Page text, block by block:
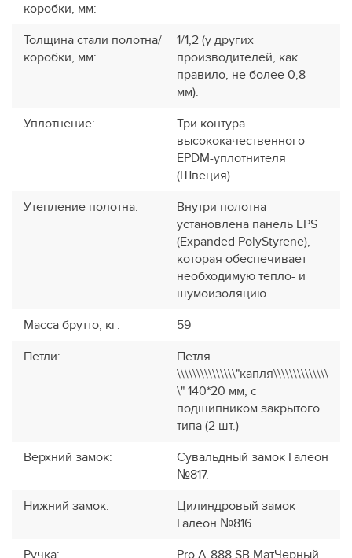
коробки, мм:
Толщина стали полотна/
коробки, мм:
1/1,2 (у других
производителей, как
правило, не более 0,8
мм).
Уплотнение:
Три контура
высококачественного
EPDM-уплотнителя
(Швеция).
Утепление полотна:
Внутри полотна
установлена панель EPS
(Expanded PolyStyrene),
которая обеспечивает
необходимую тепло- и
шумоизоляцию.
Масса брутто, кг:
59
Петли:
Петля
\\\\\\\\\\\\\\\"капля\\\\\\\\\\\\\\
\" 140*20 мм, с
подшипником закрытого
типа (2 шт.)
Верхний замок:
Сувальдный замок Галеон
№817.
Нижний замок:
Цилиндровый замок
Галеон №816.
Ручка: Pro A-888 SB МатЧерный